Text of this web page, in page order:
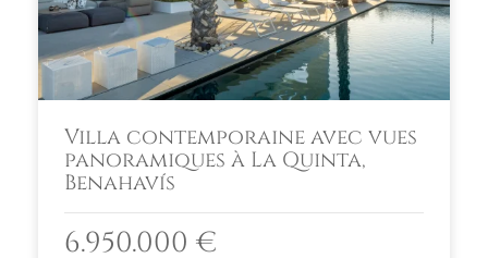
Villa contemporaine avec vues
panoramiques à La Quinta,
Benahavís
6.950.000 €